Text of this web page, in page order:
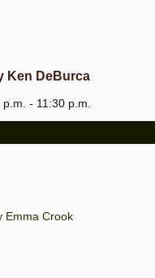
Ken DeBurca
p.m. - 11:30 p.m.